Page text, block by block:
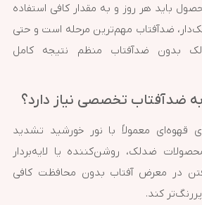
باید هر روز و به مقدار کافی استفاده
ضدآفتاب مهم‌ترین مرحله است و حتی
بدون ضدآفتاب منظم نتیجه کامل
ضدآفتاب تخصصی نیاز دارد؟
قهوه‌ای معمولاً با نور خورشید تشدید
ضدلک، روشن‌کننده یا لایه‌بردار
در معرض آفتاب بدون محافظت کافی
کند.